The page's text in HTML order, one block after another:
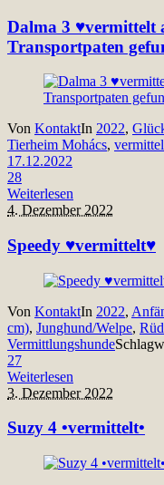
Dalma 3 ♥vermittelt
Transportpaten
Von KontaktIn 2022,
Tierheim Mohács,
17.12.2022
28
Weiterlesen
4. Dezember 2022
Speedy ♥vermittelt♥
Von KontaktIn 2022,
cm), Junghund/Welpe,
Vermittlungshunde
27
Weiterlesen
3. Dezember 2022
Suzy 4 •vermittelt•